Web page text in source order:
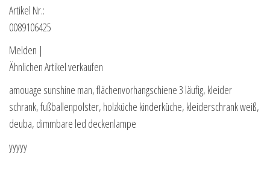
Artikel Nr.:
0089106425
Melden |
Ähnlichen Artikel verkaufen
amouage sunshine man, flächenvorhangschiene 3 läufig, kleider
schrank, fußballenpolster, holzküche kinderküche, kleiderschrank weiß,
deuba, dimmbare led deckenlampe
yyyyy